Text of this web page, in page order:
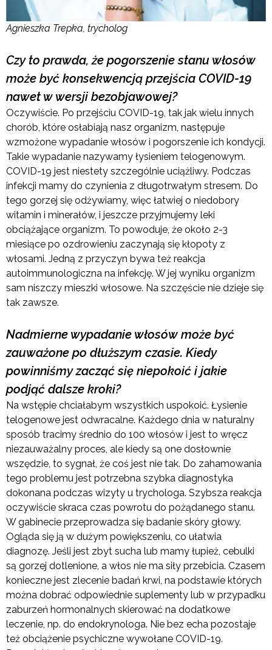
Agnieszka Trepka, trycholog
Czy to prawda, że pogorszenie stanu włosów
może być konsekwencją przejścia COVID-19
nawet w wersji bezobjawowej?
Oczywiście. Po przejściu COVID-19, tak jak wielu innych
chorób, które osłabiają nasz organizm, następuje
wzmożone wypadanie włosów i pogorszenie ich kondycji.
Takie wypadanie nazywamy łysieniem telogenowym.
COVID-19 jest niestety szczególnie uciążliwy. Podczas
infekcji mamy do czynienia z długotrwałym stresem. Do
tego gorzej się odżywiamy, więc łatwiej o niedobory
witamin i minerałów, i jeszcze przyjmujemy leki
obciążające organizm. To powoduje, że około 2-3
miesiące po ozdrowieniu zaczynają się kłopoty z
włosami. Jedną z przyczyn bywa też reakcja
autoimmunologiczna na infekcję. W jej wyniku organizm
sam niszczy mieszki włosowe. Na szczęście nie dzieje się
tak zawsze.
Nadmierne wypadanie włosów może być
zauważone po dłuższym czasie. Kiedy
powinniśmy zacząć się niepokoić i jakie
podjąć dalsze kroki?
Na wstępie chciałabym wszystkich uspokoić. Łysienie
telogenowe jest odwracalne. Każdego dnia w naturalny
sposób tracimy średnio do 100 włosów i jest to wręcz
niezauważalny proces, ale kiedy są one dosłownie
wszędzie, to sygnał, że coś jest nie tak. Do zahamowania
tego problemu jest potrzebna szybka diagnostyka
dokonana podczas wizyty u trychologa. Szybsza reakcja
oczywiście skraca czas powrotu do pożądanego stanu.
W gabinecie przeprowadza się badanie skóry głowy.
Ogląda się ją w dużym powiększeniu, co ułatwia
diagnozę. Jeśli jest zbyt sucha lub mamy łupież, cebulki
są gorzej dotlenione, a włos nie ma siły przebicia. Czasem
konieczne jest zlecenie badań krwi, na podstawie których
można dobrać odpowiednie suplementy lub w przypadku
zaburzeń hormonalnych skierować na dodatkowe
leczenie, np. do endokrynologa. Nie bez echa pozostaje
też obciążenie psychiczne wywołane COVID-19.